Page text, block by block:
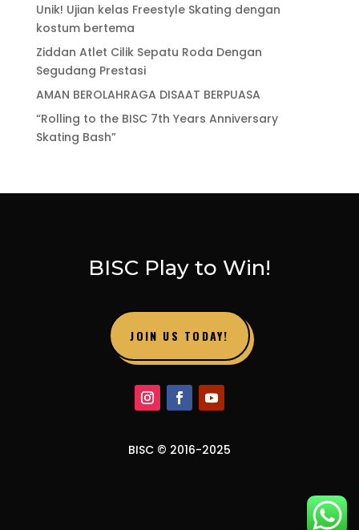
Unik! Ujian kelas Freestyle Skating dengan
kostum bertema
Ziddan Atlet Cilik Sepatu Roda Dengan
Segudang Prestasi
AMAN BEROLAHRAGA DISAAT BERPUASA
“Rolling to the BISC 7th Years Anniversary
Skating Bash”
BISC Play to Win!
JOIN US TODAY!
BISC © 2016-2025